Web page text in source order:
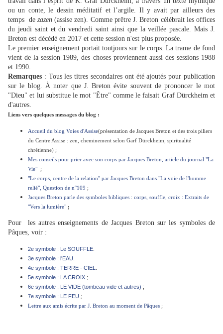
ou un conte, le dessin méditatif et l’argile. Il y avait par ailleurs des
temps de zazen(assise zen). Comme prêtre J. Breton célébrait les offices
du jeudi saint et du vendredi saint ainsi que la veillée pascale. Mais J.
Breton est décédé en 2017 et cette session n'est plus proposée.
Le premier enseignement portait toutjours sur le corps. La trame de fond
vient de la session 1989, des choses proviennent aussi des sessions 1988
et 1990.
Remarques : Tous les titres secondaires ont été ajoutés pour publication
sur le blog. À noter que J. Breton évite souvent de prononcer le mot
"Dieu" et lui substitue le mot "Être" comme le faisait Graf Dürckheim et
d'autres
Liens vers quelques messages du blog :
Accueil du blog Voies d'Assise(présentation de Jacques Breton et des trois piliers
du Centre Assise : zen, cheminement selon Garf Dürckheim, spiritualité
chrétienne) ;
Mes conseils pour prier avec son corps par Jacques Breton, article du journal "La
Vie" ;
"Le corps, centre de la relation" par Jacques Breton dans "La voie de l'homme
relié", Question de n°109 ;
Jacques Breton parle des symboles bibliques : corps, souffle, croix : Extraits de
"Vers la lumière" ;
Pour les autres enseignements de Jacques Breton sur les symboles de
Pâques, voir :
2e symbole : Le SOUFFLE
3e symbole : l'EAU
4e symbole : TERRE - CIEL
5e symbole : LA CROIX ;
6e symbole : LE VIDE (tombeau vide et autres) ;
7e symbole : LE FEU ;
Lettre aux amis écrite par J. Breton au moment de Pâques ;